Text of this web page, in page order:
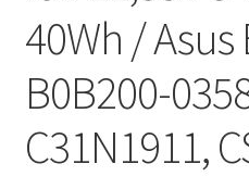
40Wh / Asus
B0B200-
C31N1911,